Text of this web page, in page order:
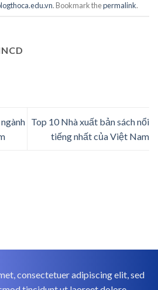
. Bookmark thepermalink.
Top 10 Nhà xuất bản sách nổi
tiếng nhất của Việt Nam
consectetuer adipiscing elit, sed